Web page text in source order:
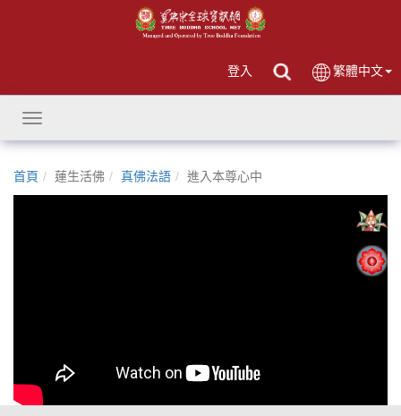
登入 繁體中文
Toggle
navigation
首頁 蓮生活佛 真佛法語 進入本尊心中